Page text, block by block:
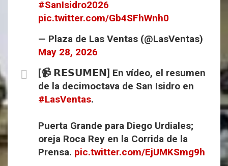
#SanIsidro2026
pic.twitter.com/Gb4SFhWnh0
— Plaza de Las Ventas (@LasVentas)
May 28, 2026
[📹 𝗥𝗘𝗦𝗨𝗠𝗘𝗡] En vídeo, el resumen
de la decimoctava de San Isidro en
#LasVentas.
Puerta Grande para Diego Urdiales;
oreja Roca Rey en la Corrida de la
Prensa. pic.twitter.com/EjUMKSmg9h